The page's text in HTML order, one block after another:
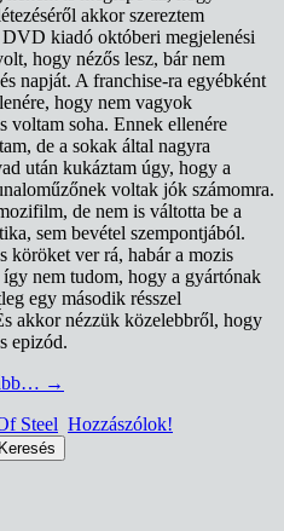
akkor szereztem
kiadó októberi megjelenési
hogy nézős lesz, bár nem
napját. A franchise-ra egyébként
hogy nem vagyok
voltam soha. Ennek ellenére
de a sokak által nagyra
után kukáztam úgy, hogy a
voltak jók számomra.
de nem is váltotta be a
sem bevétel szempontjából.
köröket ver rá, habár a mozis
nem tudom, hogy a gyártónak
egy második résszel
akkor nézzük közelebbről, hogy
epizód.
→
Steel Hozzászólok!
Keresés